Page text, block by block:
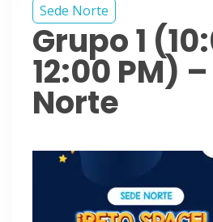
Sede Norte
Grupo 1
12:00 PM)
Norte